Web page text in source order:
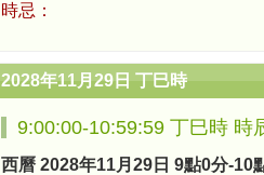
時忌：
2028年11月29日 丁巳時
9:00:00-10:59:59 丁巳時 時
西曆 2028年11月29日 9點0分-10